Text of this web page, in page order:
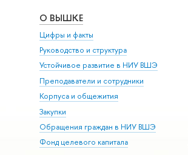
О ВЫШКЕ
Цифры и факты
Руководство и структура
Устойчивое развитие в НИУ ВШЭ
Преподаватели и сотрудники
Корпуса и общежития
Закупки
Обращения граждан в НИУ ВШЭ
Фонд целевого капитала